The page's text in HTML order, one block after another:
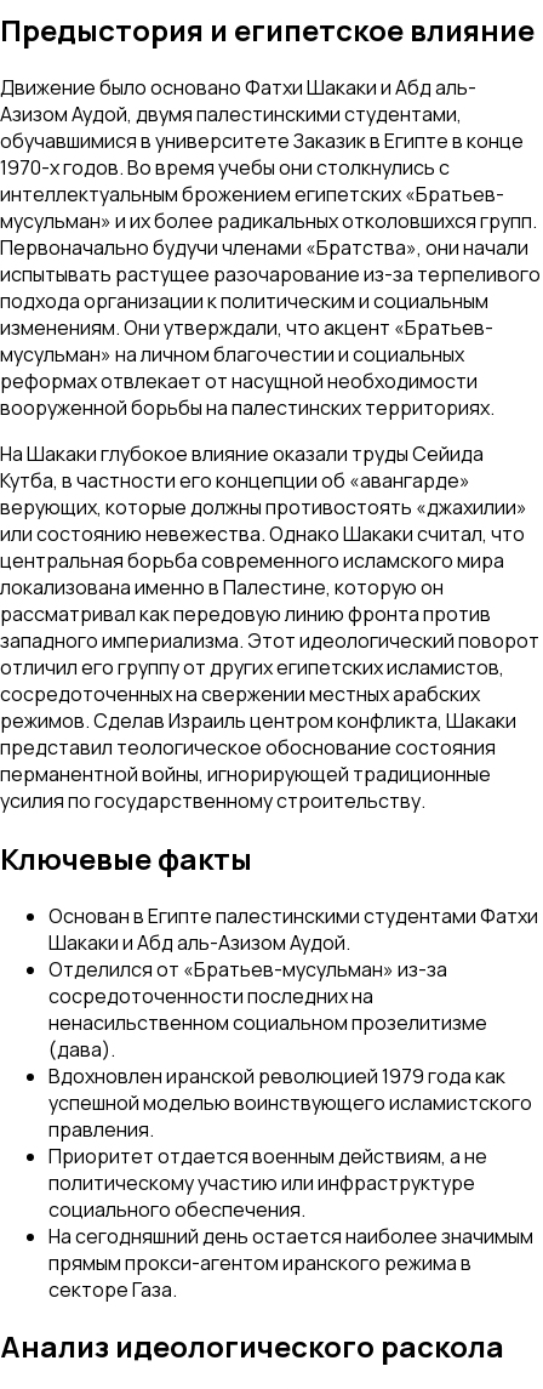
Предыстория и египетское влияние
Движение было основано Фатхи Шакаки и Абд аль-
Азизом Аудой, двумя палестинскими студентами,
обучавшимися в университете Заказик в Египте в конце
1970-х годов. Во время учебы они столкнулись с
интеллектуальным брожением египетских «Братьев-
мусульман» и их более радикальных отколовшихся групп.
Первоначально будучи членами «Братства», они начали
испытывать растущее разочарование из-за терпеливого
подхода организации к политическим и социальным
изменениям. Они утверждали, что акцент «Братьев-
мусульман» на личном благочестии и социальных
реформах отвлекает от насущной необходимости
вооруженной борьбы на палестинских территориях.
На Шакаки глубокое влияние оказали труды Сейида
Кутба, в частности его концепции об «авангарде»
верующих, которые должны противостоять «джахилии»
или состоянию невежества. Однако Шакаки считал, что
центральная борьба современного исламского мира
локализована именно в Палестине, которую он
рассматривал как передовую линию фронта против
западного империализма. Этот идеологический поворот
отличил его группу от других египетских исламистов,
сосредоточенных на свержении местных арабских
режимов. Сделав Израиль центром конфликта, Шакаки
представил теологическое обоснование состояния
перманентной войны, игнорирующей традиционные
усилия по государственному строительству.
Ключевые факты
Основан в Египте палестинскими студентами Фатхи
Шакаки и Абд аль-Азизом Аудой.
Отделился от «Братьев-мусульман» из-за
сосредоточенности последних на
ненасильственном социальном прозелитизме
(дава).
Вдохновлен иранской революцией 1979 года как
успешной моделью воинствующего исламистского
правления.
Приоритет отдается военным действиям, а не
политическому участию или инфраструктуре
социального обеспечения.
На сегодняшний день остается наиболее значимым
прямым прокси-агентом иранского режима в
секторе Газа.
Анализ идеологического раскола